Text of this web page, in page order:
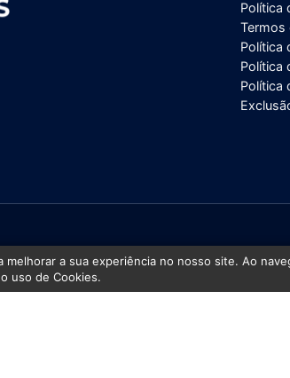
Política
Termos
Política
Política
Política
melhorar a sua experiência no nosso site. Ao
uso de Cookies.